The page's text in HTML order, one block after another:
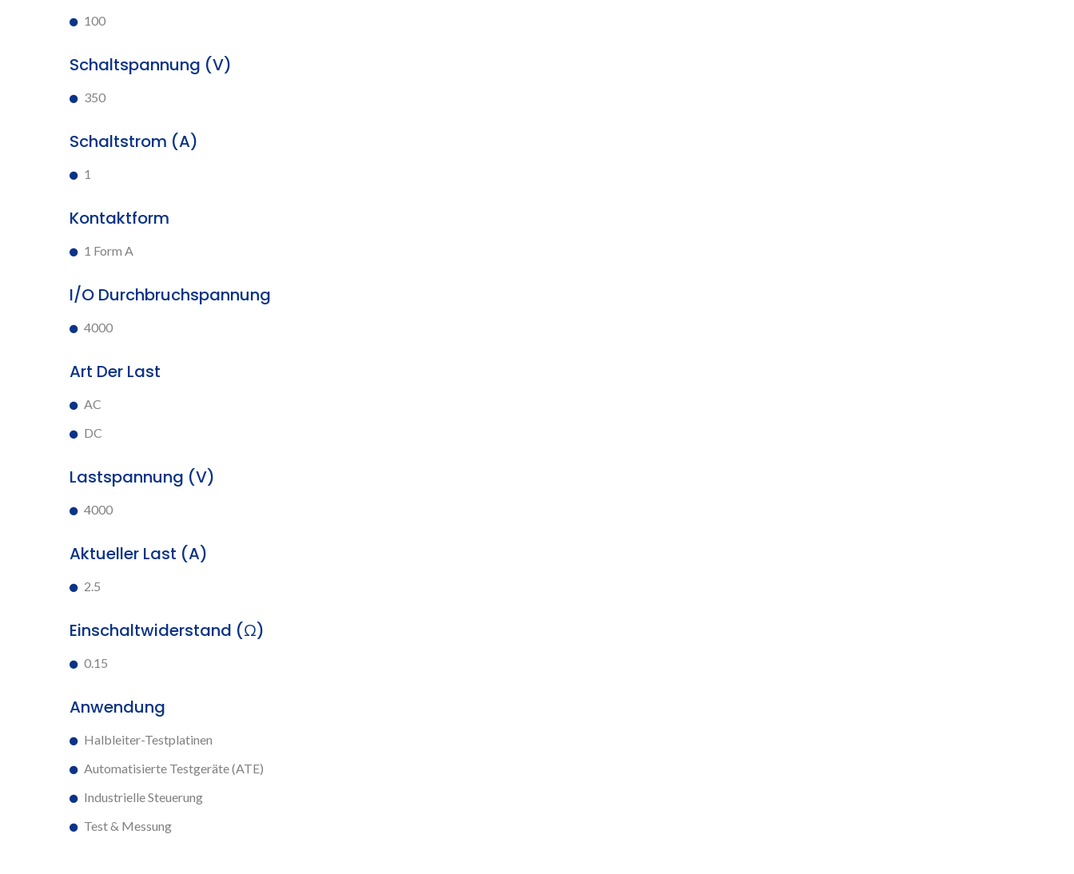
100
Schaltspannung (V)
350
Schaltstrom (A)
1
Kontaktform
1 Form A
I/O Durchbruchspannung
4000
Art Der Last
AC
DC
Lastspannung (V)
4000
Aktueller Last (A)
2.5
Einschaltwiderstand (Ω)
0.15
Anwendung
Halbleiter-Testplatinen
Automatisierte Testgeräte (ATE)
Industrielle Steuerung
Test & Messung